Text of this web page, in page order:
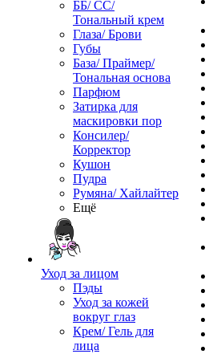
ББ/ СС/
Тональный крем
Глаза/ Брови
Губы
База/ Праймер/
Тональная основа
Парфюм
Затирка для
маскировки пор
Консилер/
Корректор
Кушон
Пудра
Румяна/ Хайлайтер
Ещё
Уход за лицом
Пэды
Уход за кожей
вокруг глаз
Крем/ Гель для
лица